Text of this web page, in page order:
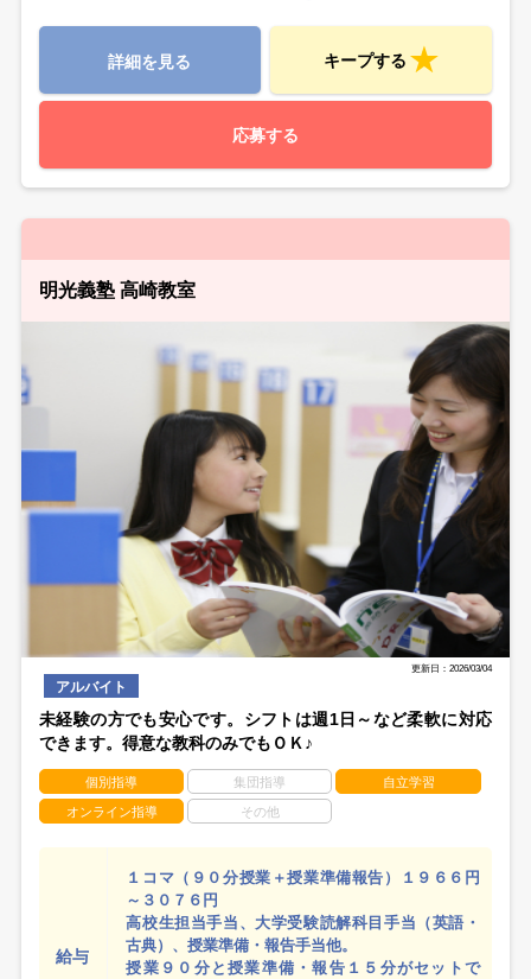
詳細を見る キープする
応募する
明光義塾 高崎教室
更新日：2026/03/04
アルバイト
未経験の方でも安心です。シフトは週1日～など柔軟に対応
できます。得意な教科のみでもＯＫ♪
個別指導 集団指導 自立学習
オンライン指導 その他
給与
１コマ（９０分授業＋授業準備報告）１９６６円
～３０７６円
高校生担当手当、大学受験読解科目手当（英語・
古典）、授業準備・報告手当他。
授業９０分と授業準備・報告１５分がセットで